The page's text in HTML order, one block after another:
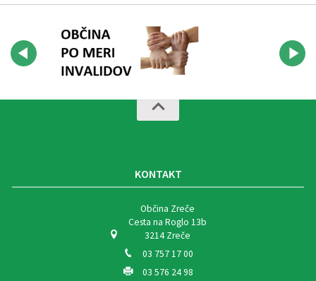
KONTAKT
Občina Zreče
Cesta na Roglo 13b
3214 Zreče
03 757 17 00
03 576 24 98